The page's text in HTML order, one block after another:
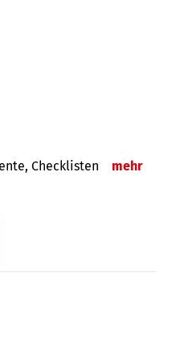
Checklisten mehr